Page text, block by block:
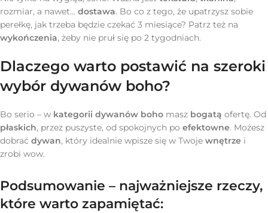
rozmiar, a nawet… dostawa. Bo co z tego, że upatrzysz sobie
perełkę, jak trzeba będzie czekać 3 miesiące? Patrz też na
wykończenia, żeby nie pruł się po 2 tygodniach.
Dlaczego warto postawić na szeroki
wybór dywanów boho?
Bo serio – w kategorii dywanów boho masz bogatą ofertę. Od
płaskich, przez puszyste, od spokojnych po efektowne. Możesz
dobrać dywan, który idealnie wpisze się w Twoje wnętrze i
zrobi wow.
Podsumowanie – najważniejsze rzeczy,
które warto zapamiętać: